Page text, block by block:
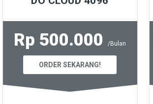
Rp 500.000/Bulan
ORDER SEKARANG!